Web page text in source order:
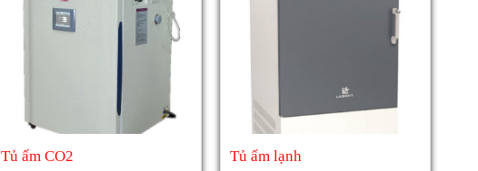
Tủ ấm CO2 Tủ ấm lạnh